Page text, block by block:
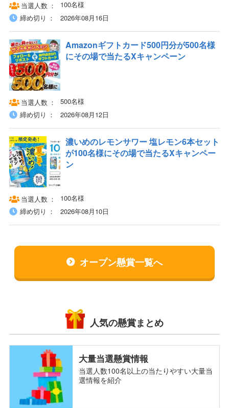
当選人数
100名様
締め切り
2026年08月16日
Amazonギフトカード500円分が500名様
にその場で当たるXキャンペーン
当選人数
500名様
締め切り
2026年08月12日
濃いめのレモンサワー​ 塩レモン6本セット
が100名様にその場で当たるXキャンペー
ン
当選人数
100名様
締め切り
2026年08月10日
オープン懸賞一覧へ
人気の懸賞まとめ
大量当選懸賞情報
当選人数100名以上の当たりやすい大量当
選情報を紹介